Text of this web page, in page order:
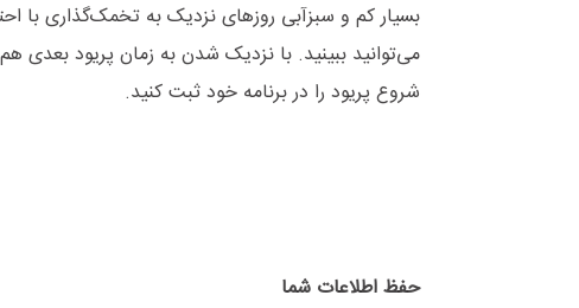
بسیار کم و سبزآبی روزهای نزدیک به تخمک‌گذاری با
می‌توانید ببینید. با نزدیک شدن به زمان پریود بعدی
شروع پریود را در برنامه خود ثبت کنید.
حفظ اطلاعات شما